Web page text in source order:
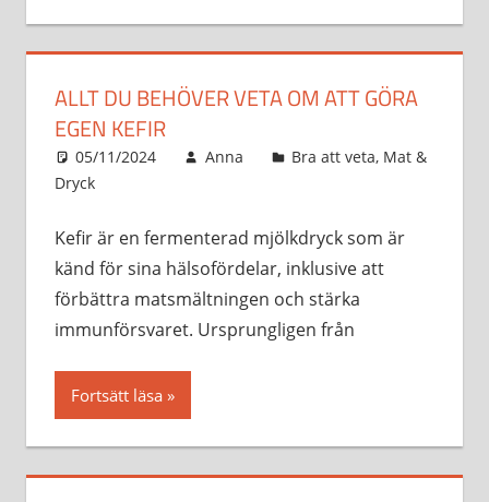
ALLT DU BEHÖVER VETA OM ATT GÖRA
EGEN KEFIR
05/11/2024 Anna Bra att veta, Mat &
Dryck
Kefir är en fermenterad mjölkdryck som är
känd för sina hälsofördelar, inklusive att
förbättra matsmältningen och stärka
immunförsvaret. Ursprungligen från
Fortsätt läsa